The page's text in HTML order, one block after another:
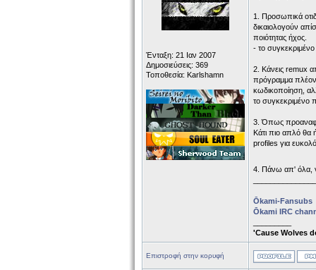
Ένταξη: 21 Ιαν 2007
Δημοσιεύσεις: 369
Τοποθεσία: Karlshamn
1. Προσωπικά
δικαιολογούν
ποιότητας ήχος.
- το συγκεκριμένο
2. Κάνεις remux
πρόγραμμα πλέον
κωδικοποίηση,
το συγκεκριμένο
3. Όπως
Κάτι πιο απλό θα
profiles για
4. Πάνω απ' όλα,
Ōkami-Fansubs
Ōkami IRC
'Cause Wolves
Επιστροφή στην κορυφή